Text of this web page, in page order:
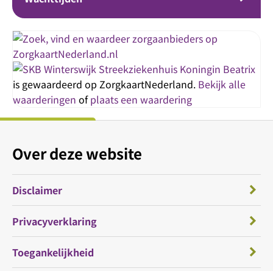
Streekziekenhuis Koningin Beatrix
is gewaardeerd op ZorgkaartNederland. Bekijk alle
waarderingen ofplaats een waardering
Over deze website
Disclaimer
Privacyverklaring
Toegankelijkheid